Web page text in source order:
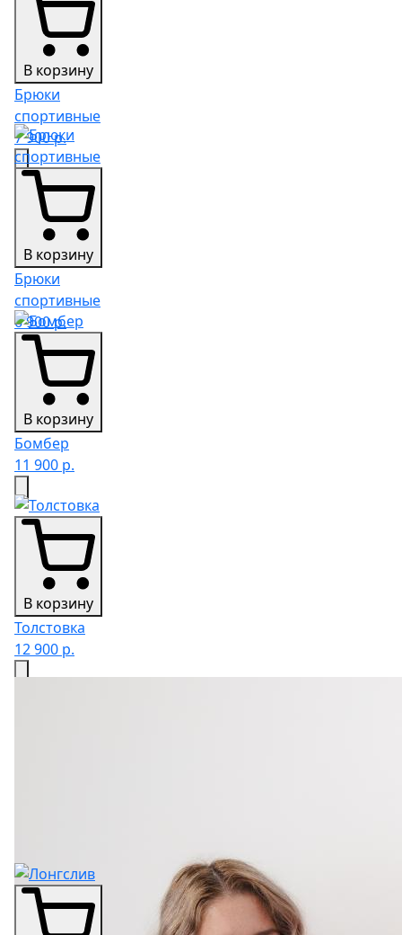
В корзину
Брюки
спортивные
7 900 р.
В корзину
Брюки
спортивные
6 900 р.
В корзину
Бомбер
11 900 р.
В корзину
Толстовка
12 900 р.